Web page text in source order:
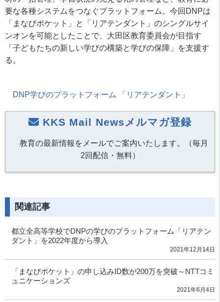
要な各種システムをつなぐプラットフォーム。今回 DNPは
「まなびポケット」と「リアテンダント」のシングルサイ
ンオンを可能としたことで、大田区教育委員会が目指す
「子どもたちの新しい学びの構築と学びの保障」を支援す
る。
DNP学びのプラットフォーム 「リアテンダント」
KKS Mail Newsメルマガ登録
教育の最新情報をメールでご案内いたします。（毎月
2回配信・無料）
関連記事
都立全高等学校でDNPの学びのプラットフォーム「リアテン
ダント」を2022年度から導入
2021年12月14日
「まなびポケット」の申し込みID数が200万を突破～NTTコミ
ュニケーションズ
2021年6月4日